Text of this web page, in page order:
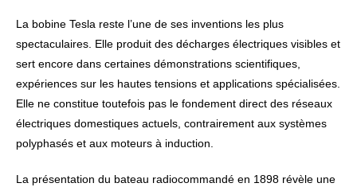
La bobine Tesla reste l’une de ses inventions les plus
spectaculaires. Elle produit des décharges électriques visibles et
sert encore dans certaines démonstrations scientifiques,
expériences sur les hautes tensions et applications spécialisées.
Elle ne constitue toutefois pas le fondement direct des réseaux
électriques domestiques actuels, contrairement aux systèmes
polyphasés et aux moteurs à induction.
La présentation du bateau radiocommandé en 1898 révèle une